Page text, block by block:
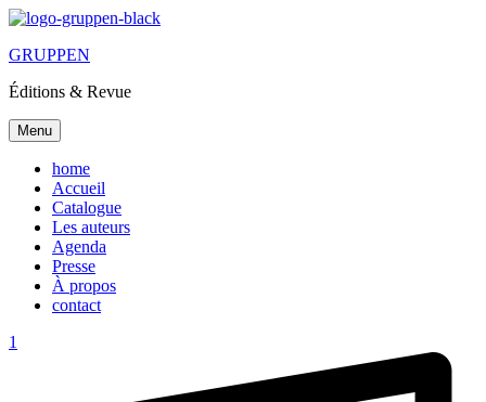
GRUPPEN
Éditions & Revue
Menu
home
Accueil
Catalogue
Les auteurs
Agenda
Presse
À propos
contact
1